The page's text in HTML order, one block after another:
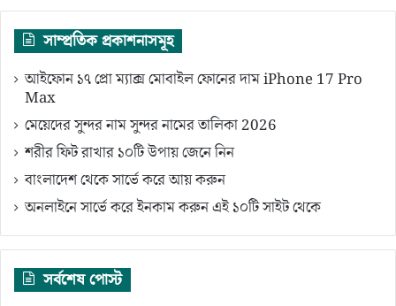
সাম্প্রতিক প্রকাশনাসমূহ
আইফোন ১৭ প্রো ম্যাক্স মোবাইল ফোনের দাম iPhone 17 Pro
Max
মেয়েদের সুন্দর নাম সুন্দর নামের তালিকা 2026
শরীর ফিট রাখার ১০টি উপায় জেনে নিন
বাংলাদেশ থেকে সার্ভে করে আয় করুন
অনলাইনে সার্ভে করে ইনকাম করুন এই ১০টি সাইট থেকে
সর্বশেষ পোস্ট